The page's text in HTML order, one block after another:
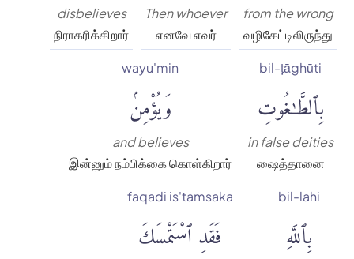
from the wrong
வழிகேட்டிலிருந்து
Then whoever
எனவே எவர்
disbelieves
நிராகரிக்கிறார்
bil-ṭāghūti
بِٱلطَّٰغُوتِ
in false deities
ஷைத்தானை
wayu'min
وَيُؤْمِنۢ
and believes
இன்னும் நம்பிக்கை கொள்கிறார்
bil-lahi
بِٱللَّهِ
faqadi is'tamsaka
فَقَدِ ٱسْتَمْسَكَ